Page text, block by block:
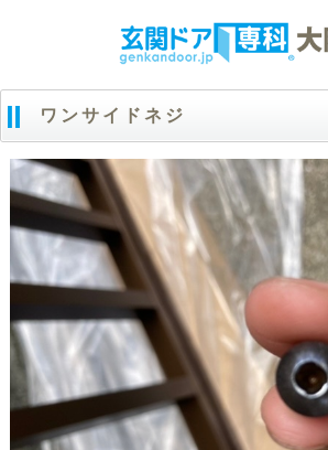
ワンサイドネジ